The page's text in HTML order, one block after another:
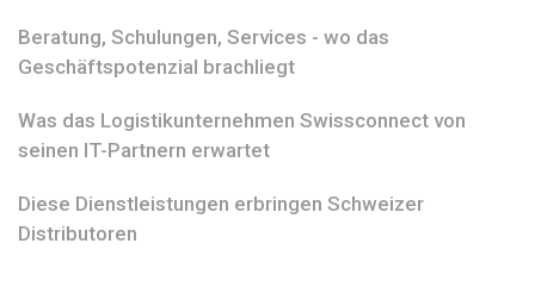
Beratung, Schulungen, Services - wo das
Geschäftspotenzial brachliegt
Was das Logistikunternehmen Swissconnect von
seinen IT-Partnern erwartet
Diese Dienstleistungen erbringen Schweizer
Distributoren